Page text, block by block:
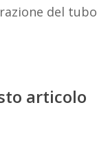
del tubo
articolo